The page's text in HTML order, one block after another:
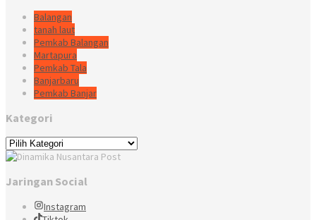
Balangan
tanah laut
Pemkab Balangan
Martapura
Pemkab Tala
Banjarbaru
Pemkab Banjar
Kategori
Kategori
Jaringan Social
Instagram